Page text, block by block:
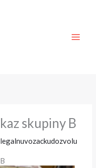
skupiny B